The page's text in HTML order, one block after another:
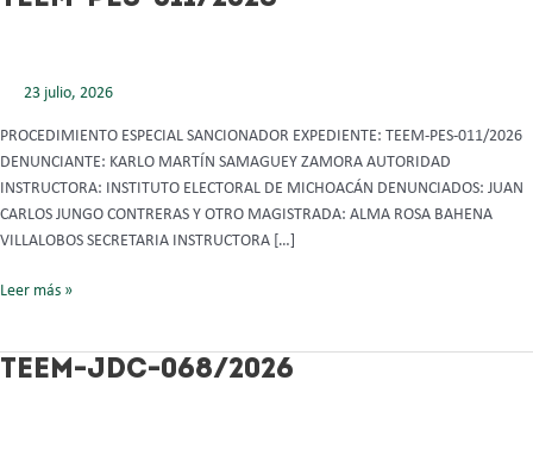
23 julio, 2026
PROCEDIMIENTO ESPECIAL SANCIONADOR EXPEDIENTE: TEEM-PES-011/2026
DENUNCIANTE: KARLO MARTÍN SAMAGUEY ZAMORA AUTORIDAD
INSTRUCTORA: INSTITUTO ELECTORAL DE MICHOACÁN DENUNCIADOS: JUAN
CARLOS JUNGO CONTRERAS Y OTRO MAGISTRADA: ALMA ROSA BAHENA
VILLALOBOS SECRETARIA INSTRUCTORA […]
Leer más »
TEEM-JDC-068/2026
TEEM-